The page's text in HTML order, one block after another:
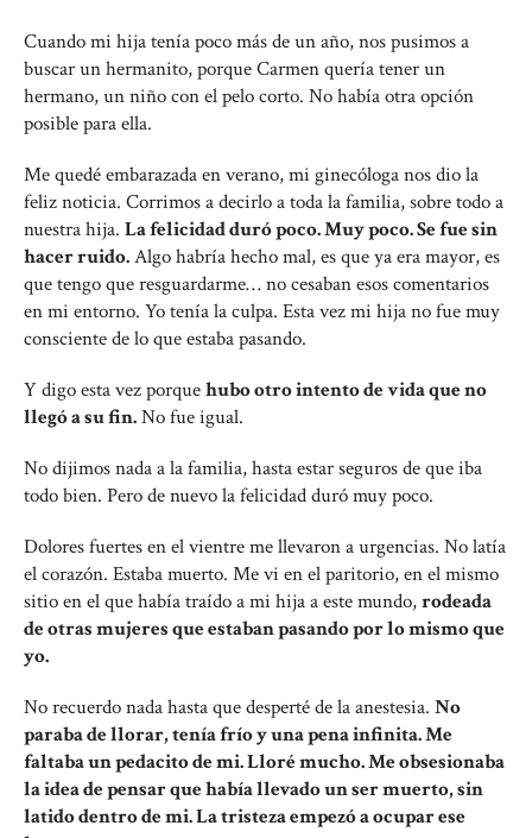
Cuando mi hija tenía poco más de un año, nos pusimos a
buscar un hermanito, porque Carmen quería tener un
hermano, un niño con el pelo corto. No había otra opción
posible para ella.
Me quedé embarazada en verano, mi ginecóloga nos dio la
feliz noticia. Corrimos a decirlo a toda la familia, sobre todo a
nuestra hija. La felicidad duró poco. Muy poco. Se fue sin
hacer ruido.Algo habría hecho mal, es que ya era mayor, es
que tengo que resguardarme… no cesaban esos comentarios
en mi entorno. Yo tenía la culpa. Esta vez mi hija no fue muy
consciente de lo que estaba pasando.
Y digo esta vez porquehubo otro intento de vida que no
llegó a su fin.No fue igual.
No dijimos nada a la familia, hasta estar seguros de que iba
todo bien. Pero de nuevo la felicidad duró muy poco.
Dolores fuertes en el vientre me llevaron a urgencias. No latía
el corazón. Estaba muerto. Me vi en el paritorio, en el mismo
sitio en el que había traído a mi hija a este mundo,rodeada
de otras mujeres que estaban pasando por lo mismo que
yo.
No recuerdo nada hasta que desperté de la anestesia. No
paraba de llorar, tenía frío y una pena infinita. Me
faltaba un pedacito de mi. Lloré mucho. Me obsesionaba
la idea de pensar que había llevado un ser muerto, sin
latido dentro de mi. La tristeza empezó a ocupar ese